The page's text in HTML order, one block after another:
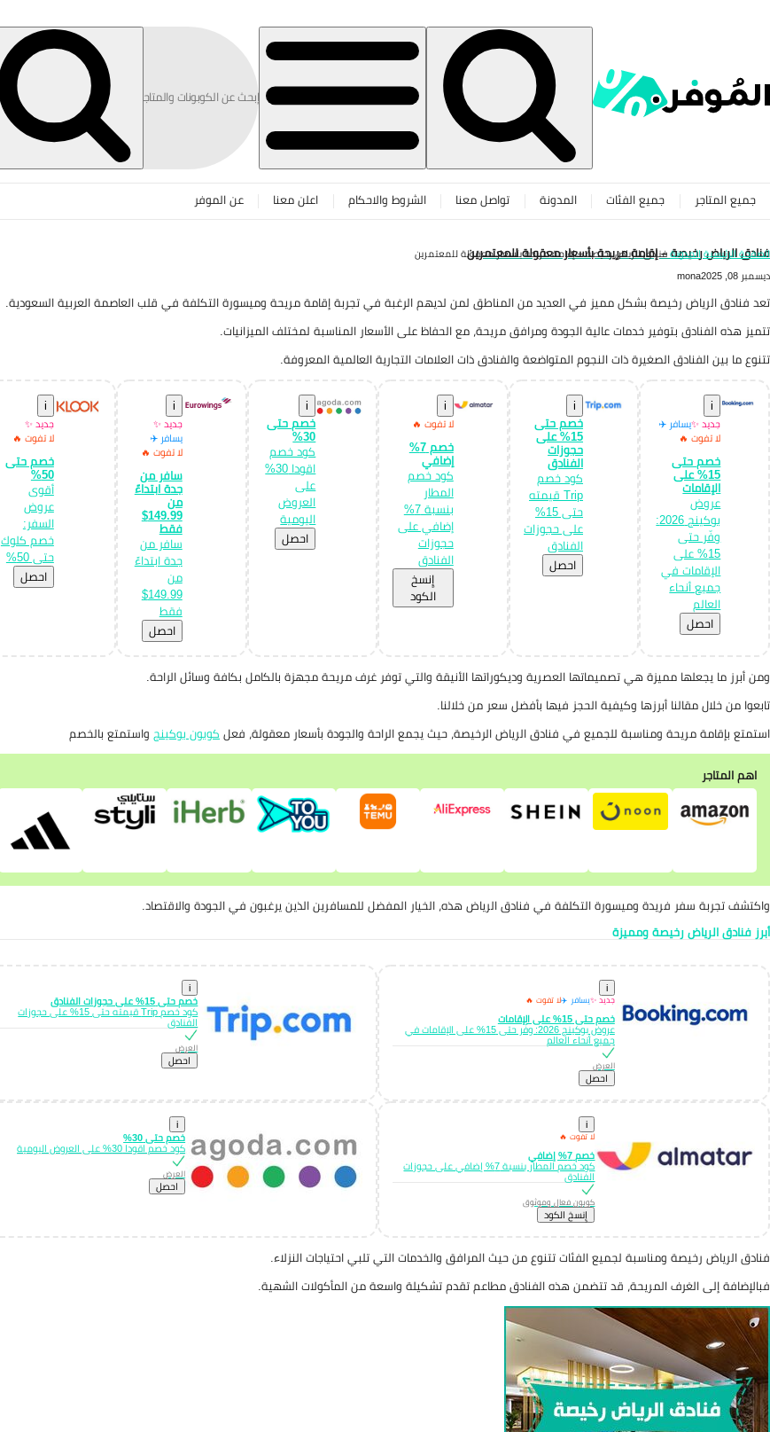
جميع المتاجر جميع الفئات المدونة تواصل معنا الشروط والاحكام اعلن معنا عن الموفر
الصفحة الرئيسيةالمدونةفنادق الرياض رخيصة – إقامة مريحة بأسعار معقولة للمعتمرين
فنادق الرياض رخيصة – إقامة مريحة بأسعار معقولة للمعتمرين
ديسمبر 08, 2025 mona
تعد فنادق الرياض رخيصة بشكل مميز في العديد من المناطق لمن لديهم الرغبة في تجربة إقامة مريحة وميسورة التكلفة في قلب العاصمة العربية السعودية.
تتميز هذه الفنادق بتوفير خدمات عالية الجودة ومرافق مريحة، مع الحفاظ على الأسعار المناسبة لمختلف الميزانيات.
تتنوع ما بين الفنادق الصغيرة ذات النجوم المتواضعة والفنادق ذات العلامات التجارية العالمية المعروفة.
i
جديد ✨يسافر ✈️
لا تفوت 🔥
خصم حتى
15% على
الإقامات
عروض
بوكينج 2026:
وفّر حتى
15% على
الإقامات في
جميع أنحاء
العالم
احصل
i
خصم حتى
15% على
حجوزات
الفنادق
كود خصم
Trip قيمته
حتى 15%
على حجوزات
الفنادق
احصل
i
لا تفوت 🔥
خصم 7%
إضافي
كود خصم
المطار
بنسبة 7%
إضافي على
حجوزات
الفنادق
إِنسخ
الكود
i
خصم حتى
30%
كود خصم
اقودا 30%
على
العروض
اليومية
احصل
i
جديد ✨
يسافر ✈️
لا تفوت 🔥
سافر من
جدة ابتداءً
من
149.99$
فقط
سافر من
جدة ابتداءً
من
149.99$
فقط
احصل
i
جديد ✨
لا تفوت 🔥
خصم حتى
50%
أقوى
عروض
السفر:
خصم كلوك
حتى 50%
احصل
ومن أبرز ما يجعلها مميزة هي تصميماتها العصرية وديكوراتها الأنيقة والتي توفر غرف مريحة مجهزة بالكامل بكافة وسائل الراحة.
تابعوا من خلال مقالنا أبرزها وكيفية الحجز فيها بأفضل سعر من خلالنا.
استمتع بإقامة مريحة ومناسبة للجميع في فنادق الرياض الرخيصة، حيث يجمع الراحة والجودة بأسعار معقولة، فعل كوبون بوكينج واستمتع بالخصم
اهم المتاجر
واكتشف تجربة سفر فريدة وميسورة التكلفة في فنادق الرياض هذه، الخيار المفضل للمسافرين الذين يرغبون في الجودة والاقتصاد.
أبرز فنادق الرياض رخيصة ومميزة
i
جديد ✨يسافر ✈️لا تفوت 🔥
خصم حتى 15% على الإقامات
عروض بوكينج 2026: وفّر حتى 15% على الإقامات في
جميع أنحاء العالم
العرض
احصل
i
خصم حتى 15% على حجوزات الفنادق
كود خصم Trip قيمته حتى 15% على حجوزات
الفنادق
العرض
احصل
i
لا تفوت 🔥
خصم 7% إضافي
كود خصم المطار بنسبة 7% إضافي على حجوزات
الفنادق
كوبون فعال وموثوق
إِنسخ الكود
i
خصم حتى 30%
كود خصم اقودا 30% على العروض اليومية
العرض
احصل
فنادق الرياض رخيصة ومناسبة لجميع الفئات تتنوع من حيث المرافق والخدمات التي تلبي احتياجات النزلاء.
فبالإضافة إلى الغرف المريحة، قد تتضمن هذه الفنادق مطاعم تقدم تشكيلة واسعة من المأكولات الشهية.